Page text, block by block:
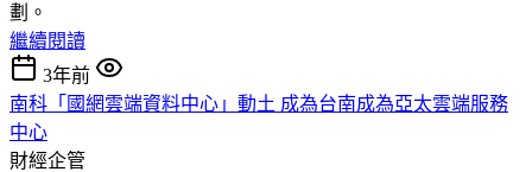
劃。
繼續閱讀
3年前
南科「國網雲端資料中心」動土 成為台南成為亞太雲端服務
中心
財經企管